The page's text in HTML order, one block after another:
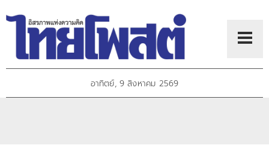
อาทิตย์, 9 สิงหาคม 2569